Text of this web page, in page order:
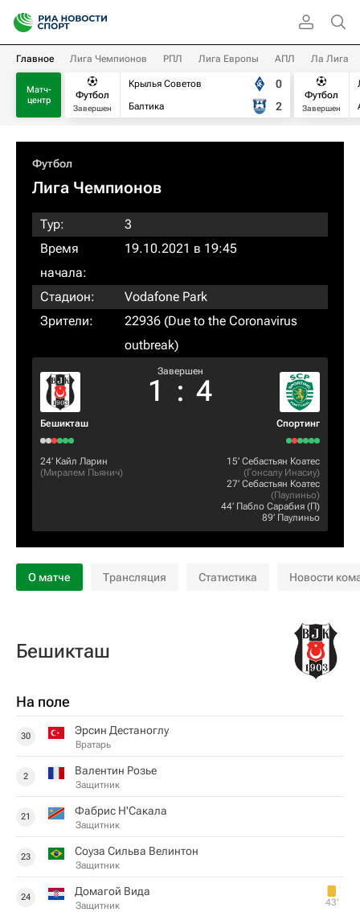
Главное Лига Чемпионов РПЛ Лига Европы АПЛ Ла Лига
Матч-
центр
Футбол
Завершен
Крылья Советов
Балтика
0
2
Футбол
Завершен
Футбол
Лига Чемпионов
Тур:
3
Время
начала:
19.10.2021 в 19:45
Стадион:
Vodafone Park
Зрители:
22936 (Due to the Coronavirus
outbreak)
Бешикташ
Завершен
1 : 4
Спортинг
24‎’‎ Кайл Ларин
(Миралем Пьянич)
15‎’‎ Себастьян Коатес
(Гонсалу Инасиу)
27‎’‎ Себастьян Коатес
(Паулиньо)
44‎’‎ Пабло Сарабия (П)
89‎’‎ Паулиньо
О матче Трансляция Статистика Новости
Бешикташ
На поле
30 Эрсин Дестаноглу
Вратарь
2 Валентин Розье
Защитник
21 Фабрис Н'Сакала
Защитник
23 Соуза Сильва Велинтон
Защитник
24 Домагой Вида
Защитник 43‎’‎